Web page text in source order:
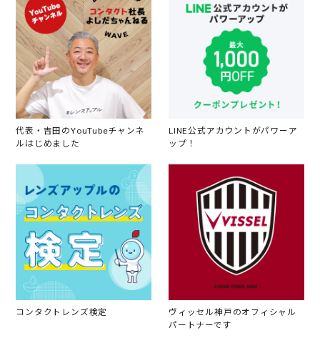
代表・吉田のYouTubeチャンネ
ルはじめました
LINE公式アカウントがパワーア
ップ！
コンタクトレンズ検定
ヴィッセル神戸のオフィシャル
パートナーです